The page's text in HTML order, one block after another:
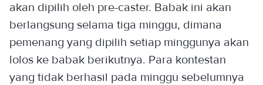
akan dipilih oleh pre-caster. Babak ini akan
berlangsung selama tiga minggu, dimana
pemenang yang dipilih setiap minggunya akan
lolos ke babak berikutnya. Para kontestan
yang tidak berhasil pada minggu sebelumnya